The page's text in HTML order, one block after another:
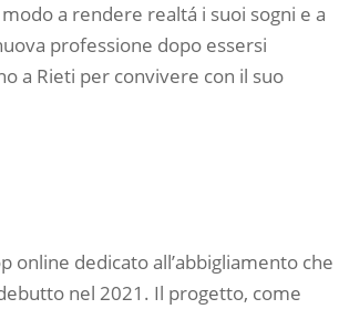
a rendere realtá i suoi sogni e a
professione dopo essersi
a Rieti per convivere con il suo
online dedicato all’abbigliamento che
nel 2021. Il progetto, come